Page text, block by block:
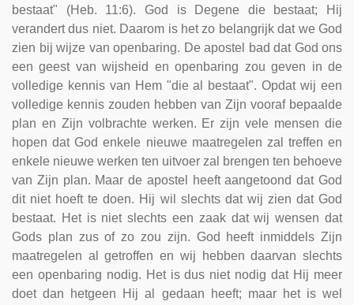
bestaat" (Heb. 11:6). God is Degene die bestaat; Hij
verandert dus niet. Daarom is het zo belangrijk dat we God
zien bij wijze van openbaring. De apostel bad dat God ons
een geest van wijsheid en openbaring zou geven in de
volledige kennis van Hem "die al bestaat". Opdat wij een
volledige kennis zouden hebben van Zijn vooraf bepaalde
plan en Zijn volbrachte werken. Er zijn vele mensen die
hopen dat God enkele nieuwe maatregelen zal treffen en
enkele nieuwe werken ten uitvoer zal brengen ten behoeve
van Zijn plan. Maar de apostel heeft aangetoond dat God
dit niet hoeft te doen. Hij wil slechts dat wij zien dat God
bestaat. Het is niet slechts een zaak dat wij wensen dat
Gods plan zus of zo zou zijn. God heeft inmiddels Zijn
maatregelen al getroffen en wij hebben daarvan slechts
een openbaring nodig. Het is dus niet nodig dat Hij meer
doet dan hetgeen Hij al gedaan heeft; maar het is wel